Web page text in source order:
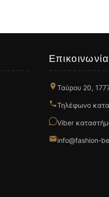
Επικοινωνία
Ταύρου 20,
Τηλέφωνο
Viber
info@fashion-